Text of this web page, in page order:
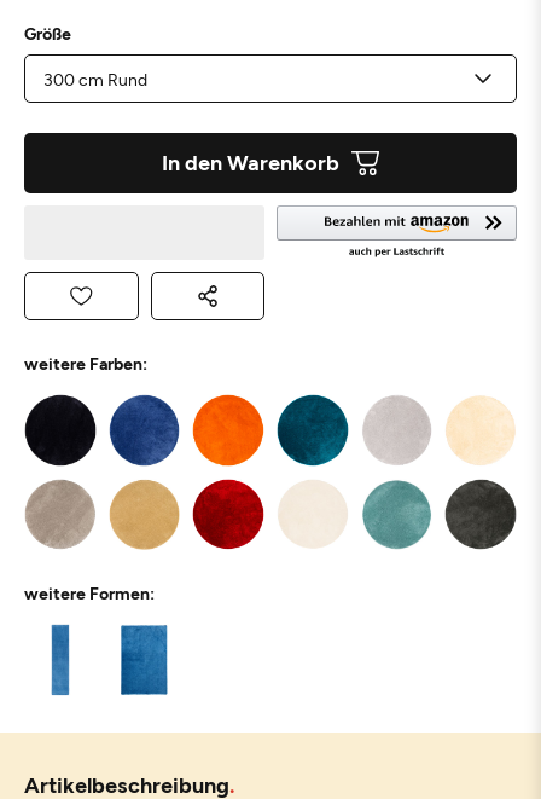
Größe
In den Warenkorb
weitere Farben:
weitere Formen:
Artikelbeschreibung